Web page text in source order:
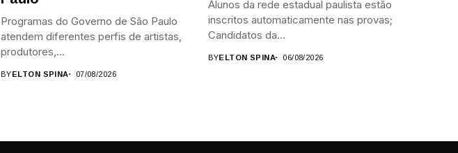
Programas do Governo de São Paulo
atendem diferentes perfis de artistas,
produtores,...
BYELTON SPINA 07/08/2026
Alunos da rede estadual paulista estão
inscritos automaticamente nas provas;
Candidatos da...
BYELTON SPINA 06/08/2026